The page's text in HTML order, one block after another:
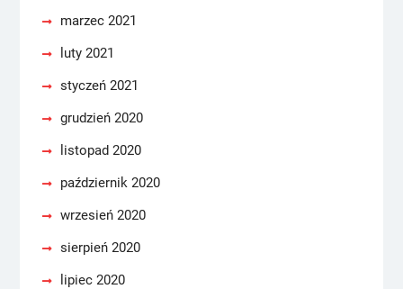
marzec 2021
luty 2021
styczeń 2021
grudzień 2020
listopad 2020
październik 2020
wrzesień 2020
sierpień 2020
lipiec 2020